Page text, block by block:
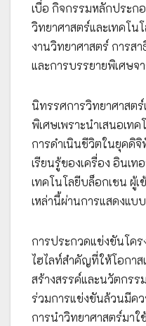
เบื่อ กิจกรรมหลักประก
วิทยาศาสตร์และเทคโน
งานวิทยาศาสตร์ การส
และการบรรยายพิเศษจ
นิทรรศการวิทยาศาสต
พิเศษเพราะนำเสนอเท
การดำเนินชีวิตในยุคดิ
เรียนรู้ของเครื่อง อินเท
เทคโนโลยีบล็อกเชน ผู้
เหล่านี้ผ่านการแสดงแบ
การประกวดแข่งขันโค
ไฮไลท์สำคัญที่ให้โอกา
สร้างสรรค์และนวัตกรร
ร่วมการแข่งขันล้วนมีค
การนำวิทยาศาสตร์มา